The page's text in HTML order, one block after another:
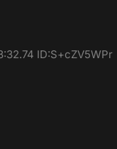
ID:S+cZV5WPr